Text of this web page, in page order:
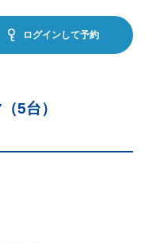
ログインして予約
5台）